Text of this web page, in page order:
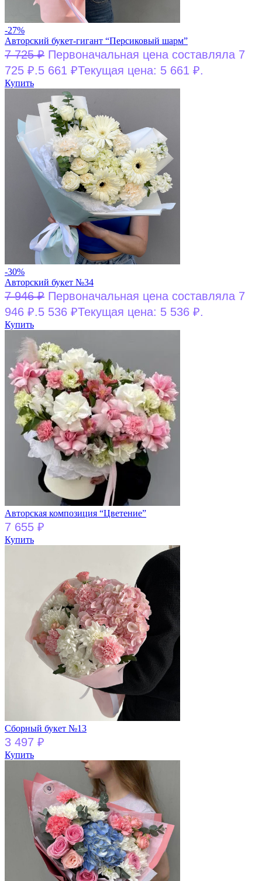
-27%
Авторский букет-гигант “Персиковый шарм”
7 725₽ Первоначальная цена составляла 7
725 ₽.5 661 ₽Текущая цена: 5 661 ₽.
Купить
-30%
Авторский букет №34
7 946₽ Первоначальная цена составляла 7
946 ₽.5 536 ₽Текущая цена: 5 536 ₽.
Купить
Авторская композиция “Цветение”
7 655 ₽
Купить
Сборный букет №13
3 497 ₽
Купить